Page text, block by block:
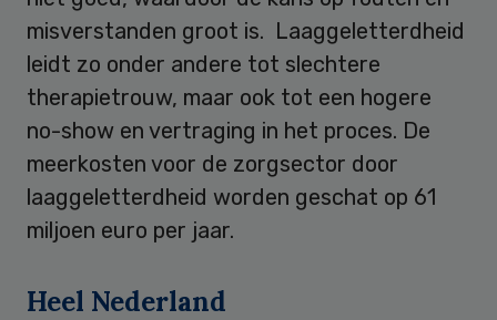
misverstanden groot is. Laaggeletterdheid
leidt zo onder andere tot slechtere
therapietrouw, maar ook tot een hogere
no-show en vertraging in het proces. De
meerkosten voor de zorgsector door
laaggeletterdheid worden geschat op 61
miljoen euro per jaar.
Heel Nederland